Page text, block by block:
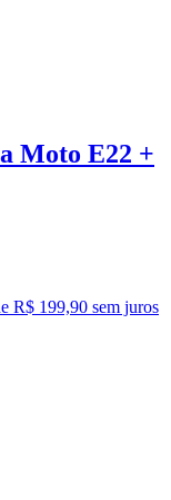
Moto E22 +
R$ 199,90 sem juros